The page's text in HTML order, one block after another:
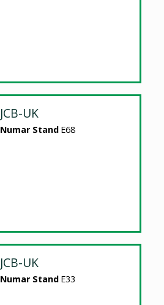
JCB-UK
Numar Stand E68
JCB-UK
Numar Stand E33